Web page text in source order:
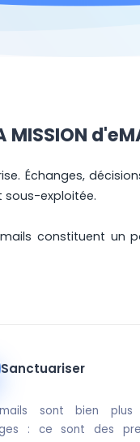
MISSION
Échanges,
sous-exploitée.
constituent un
Sanctuariser
sont bien
: ce sont des